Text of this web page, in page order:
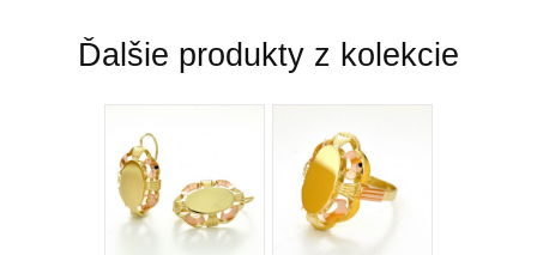
sa používa najmä na výrobu šperkov. Samotné rýdze
zlato je príliš mäkké a šperky z neho zhotovené by sa
súčasnosti dosť moderné biele zlato. Obsah zlata v
klenotníckych zliatinách alebo rýdzosť sa vyjadruje v
karátoch. V súčasnej dobe poznáme zlato od 9 Ct až
Ďalšie produkty z kolekcie